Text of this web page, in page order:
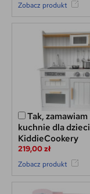
Zobacz produkt
Tak, zamawiam
kuchnie dla dzieci
KiddieCookery
219,00 zł
Zobacz produkt